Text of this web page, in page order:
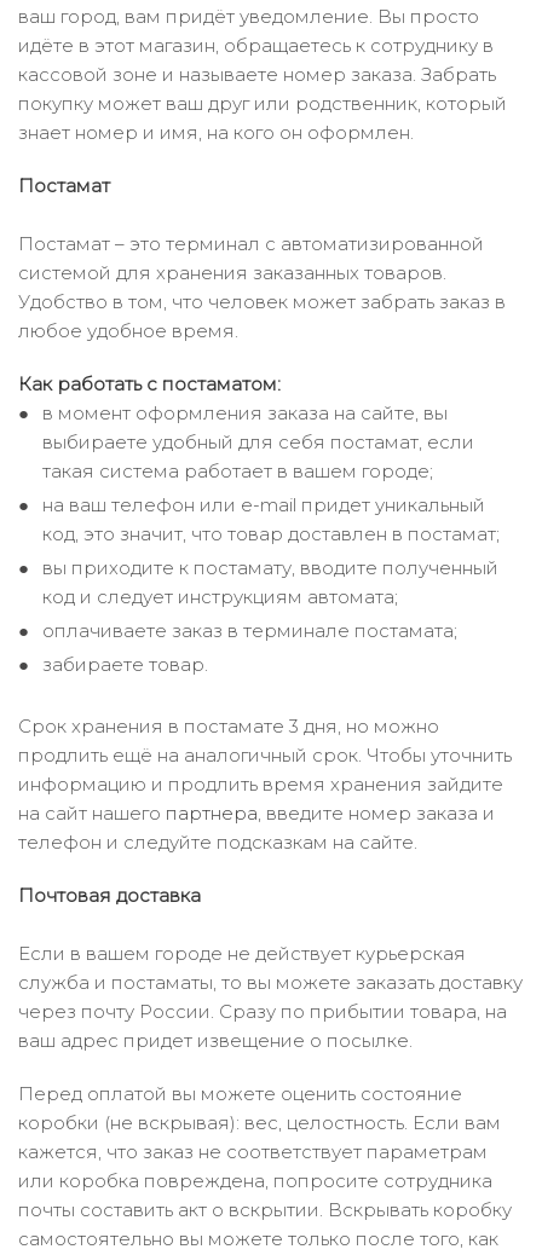
ваш город, вам придёт уведомление. Вы просто
идёте в этот магазин, обращаетесь к сотруднику в
кассовой зоне и называете номер заказа. Забрать
покупку может ваш друг или родственник, который
знает номер и имя, на кого он оформлен.
Постамат
Постамат – это терминал с автоматизированной
системой для хранения заказанных товаров.
Удобство в том, что человек может забрать заказ в
любое удобное время.
Как работать с постаматом:
в момент оформления заказа на сайте, вы
выбираете удобный для себя постамат, если
такая система работает в вашем городе;
на ваш телефон или e-mail придет уникальный
код, это значит, что товар доставлен в постамат;
вы приходите к постамату, вводите полученный
код и следует инструкциям автомата;
оплачиваете заказ в терминале постамата;
забираете товар.
Срок хранения в постамате 3 дня, но можно
продлить ещё на аналогичный срок. Чтобы уточнить
информацию и продлить время хранения зайдите
на сайт нашего партнера, введите номер заказа и
телефон и следуйте подсказкам на сайте.
Почтовая доставка
Если в вашем городе не действует курьерская
служба и постаматы, то вы можете заказать доставку
через почту России. Сразу по прибытии товара, на
ваш адрес придет извещение о посылке.
Перед оплатой вы можете оценить состояние
коробки (не вскрывая): вес, целостность. Если вам
кажется, что заказ не соответствует параметрам
или коробка повреждена, попросите сотрудника
почты составить акт о вскрытии. Вскрывать коробку
самостоятельно вы можете только после того, как